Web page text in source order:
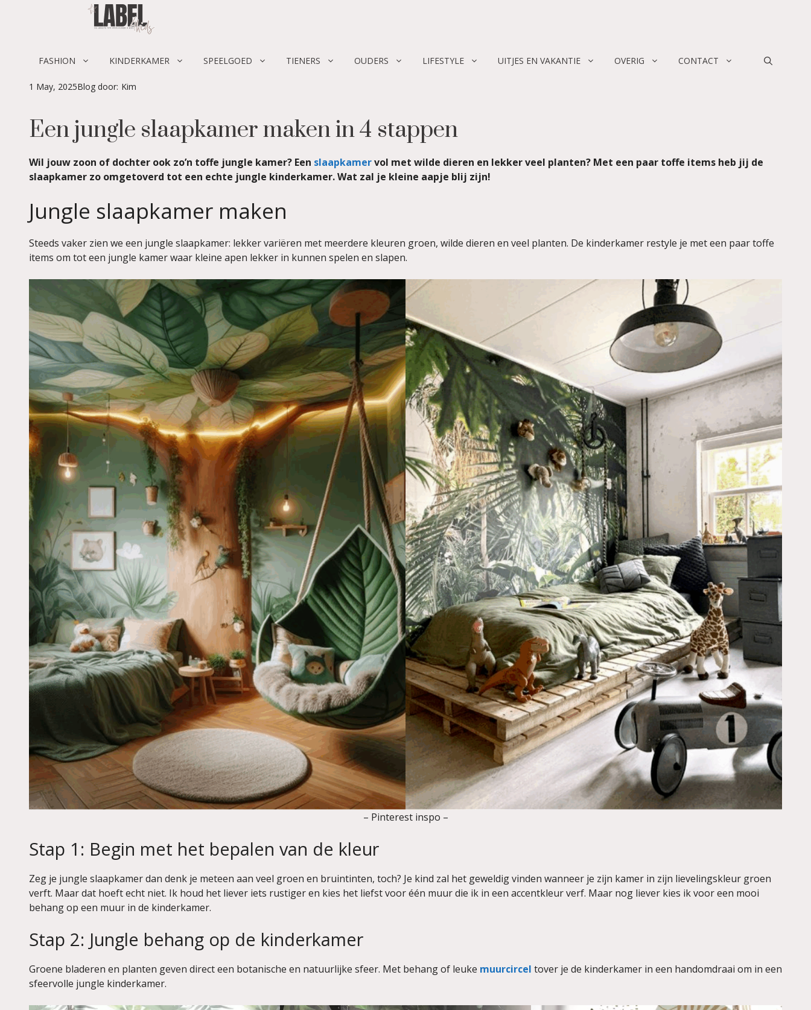
FASHION KINDERKAMER SPEELGOED TIENERS OUDERS LIFESTYLE UITJES EN VAKANTIE OVERIG CONTACT
1 May, 2025Blog door: Kim
Een jungle slaapkamer maken in 4 stappen
Wil jouw zoon of dochter ook zo’n toffe jungle kamer? Een slaapkamervol met wilde dieren en lekker veel planten? Met een paar toffe items heb jij de
slaapkamer zo omgetoverd tot een echte jungle kinderkamer. Wat zal je kleine aapje blij zijn!
Jungle slaapkamer maken
Steeds vaker zien we een jungle slaapkamer: lekker variëren met meerdere kleuren groen, wilde dieren en veel planten. De kinderkamer restyle je met een paar toffe
items om tot een jungle kamer waar kleine apen lekker in kunnen spelen en slapen.
– Pinterest inspo –
Stap 1: Begin met het bepalen van de kleur
Zeg je jungle slaapkamer dan denk je meteen aan veel groen en bruintinten, toch? Je kind zal het geweldig vinden wanneer je zijn kamer in zijn lievelingskleur groen
verft. Maar dat hoeft echt niet. Ik houd het liever iets rustiger en kies het liefst voor één muur die ik in een accentkleur verf. Maar nog liever kies ik voor een mooi
behang op een muur in de kinderkamer.
Stap 2: Jungle behang op de kinderkamer
Groene bladeren en planten geven direct een botanische en natuurlijke sfeer. Met behang of leuke muurcircel tover je de kinderkamer in een handomdraai om in een
sfeervolle jungle kinderkamer.